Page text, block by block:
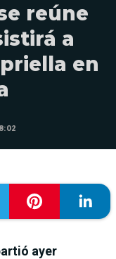
reúne
a
en
ayer